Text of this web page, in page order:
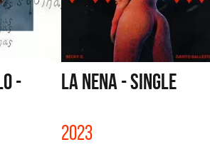
-
LA NENA - SINGLE
2023